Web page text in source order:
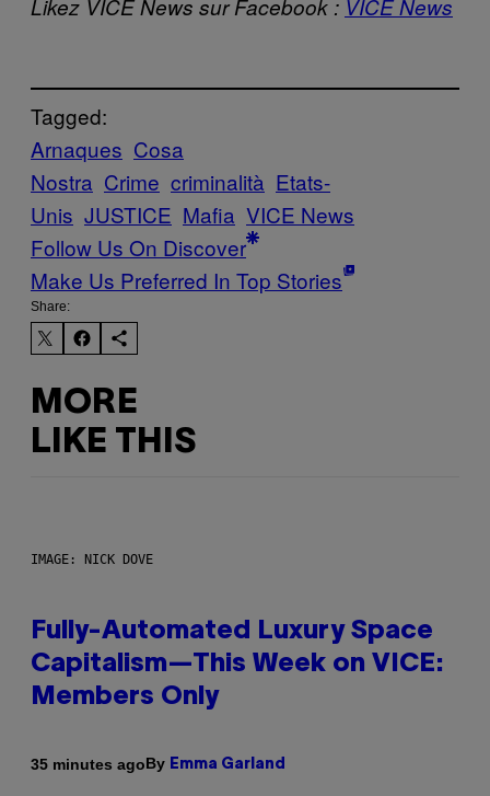
Likez VICE News sur Facebook : VICE News
Tagged:
Arnaques Cosa
Nostra Crime criminalità Etats-
Unis JUSTICE Mafia VICE News
Follow Us On Discover
Make Us Preferred In Top Stories
Share:
MORE
LIKE THIS
IMAGE: NICK DOVE
Fully-Automated Luxury Space
Capitalism—This Week on VICE:
Members Only
35 minutes agoBy Emma Garland